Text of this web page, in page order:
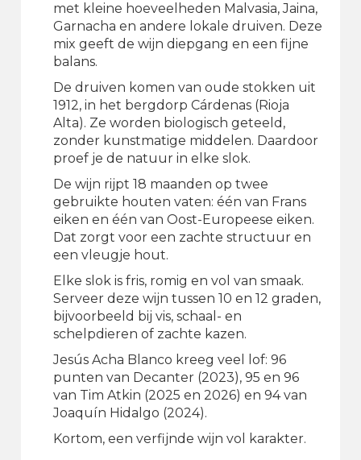
met kleine hoeveelheden Malvasia, Jaina,
Garnacha en andere lokale druiven. Deze
mix geeft de wijn diepgang en een fijne
balans.
De druiven komen van oude stokken uit
1912, in het bergdorp Cárdenas (Rioja
Alta). Ze worden biologisch geteeld,
zonder kunstmatige middelen. Daardoor
proef je de natuur in elke slok.
De wijn rijpt 18 maanden op twee
gebruikte houten vaten: één van Frans
eiken en één van Oost-Europeese eiken.
Dat zorgt voor een zachte structuur en
een vleugje hout.
Elke slok is fris, romig en vol van smaak.
Serveer deze wijn tussen 10 en 12 graden,
bijvoorbeeld bij vis, schaal- en
schelpdieren of zachte kazen.
Jesús Acha Blanco kreeg veel lof: 96
punten van Decanter (2023), 95 en 96
van Tim Atkin (2025 en 2026) en 94 van
Joaquín Hidalgo (2024).
Kortom, een verfijnde wijn vol karakter.